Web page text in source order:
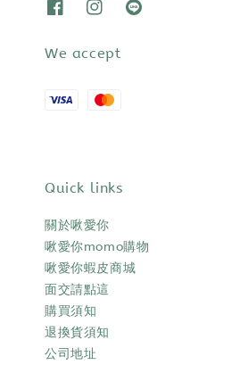
We accept
Quick links
關於啾愛你
啾愛你momo購物
啾愛你蝦皮商城
面交請點這
購買須知
退換貨須知
公司地址